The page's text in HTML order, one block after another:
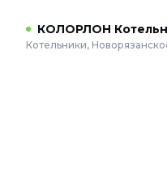
КОЛОРЛОН
Котельники,